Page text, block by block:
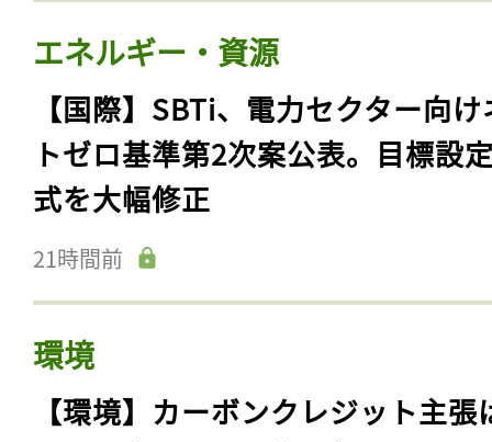
エネルギー・資源
【国際】SBTi、電力セクター向
トゼロ基準第2次案公表。目標設
式を大幅修正
21時間前
環境
【環境】カーボンクレジット主張